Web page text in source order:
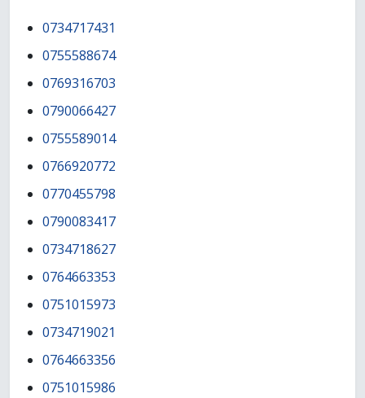
0734717431
0755588674
0769316703
0790066427
0755589014
0766920772
0770455798
0790083417
0734718627
0764663353
0751015973
0734719021
0764663356
0751015986